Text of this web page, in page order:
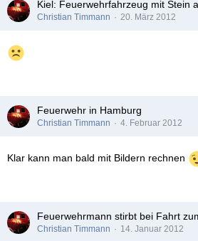
Kiel: Feuerwehrfahrzeug mit Stein
Christian Timmann 20. März 2012
Feuerwehr in Hamburg
Christian Timmann 4. Februar 2012
Klar kann man bald mit Bildern rechnen
Feuerwehrmann stirbt bei Fahrt
Christian Timmann 14. Januar 2012